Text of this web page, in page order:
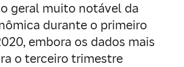
geral muito notável da
durante o primeiro
embora os dados mais
o terceiro trimestre